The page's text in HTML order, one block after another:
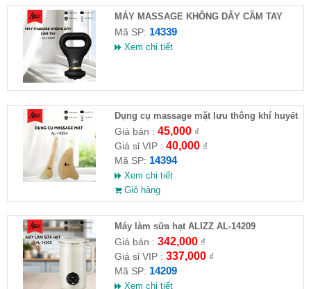
MÁY MASSAGE KHÔNG DÂY CẦM TAY
ALIZZ AL-14339
Mã SP: 14339
Xem chi tiết
Dụng cụ massage mặt lưu thông khí huyết
AL14394
Giá bán : 45,000₫
Giá sỉ VIP : 40,000₫
Mã SP: 14394
Xem chi tiết
Giỏ hàng
Máy làm sữa hạt ALIZZ AL-14209
Giá bán : 342,000₫
Giá sỉ VIP : 337,000₫
Mã SP: 14209
Xem chi tiết